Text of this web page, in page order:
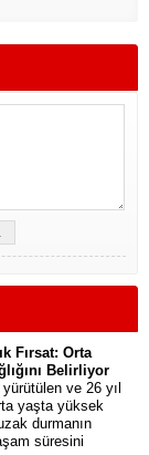
Fırsat: Orta
Belirliyor
ve 26 yıl
yaşta yüksek
durmanın
süresini